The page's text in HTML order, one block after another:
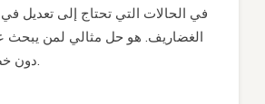
في الحالات التي تحتاج إلى تعديل
الغضاريف. هو حل مثالي لمن يبحث
دون خضوع لجراحة كاملة.